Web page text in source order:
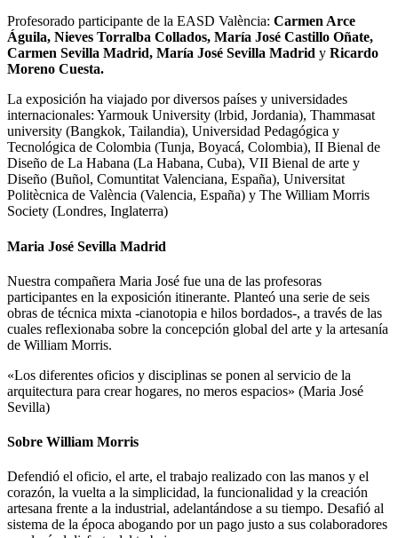
Profesorado participante de la EASD València: Carmen Arce
Águila, Nieves Torralba Collados, María José Castillo Oñate,
Carmen Sevilla Madrid, María José Sevilla Madrid y Ricardo
Moreno Cuesta.
La exposición ha viajado por diversos países y universidades
internacionales: Yarmouk University (lrbid, Jordania), Thammasat
university (Bangkok, Tailandia), Universidad Pedagógica y
Tecnológica de Colombia (Tunja, Boyacá, Colombia), II Bienal de
Diseño de La Habana (La Habana, Cuba), VII Bienal de arte y
Diseño (Buñol, Comuntitat Valenciana, España), Universitat
Politècnica de València (Valencia, España) y The William Morris
Society (Londres, Inglaterra)
Maria José Sevilla Madrid
Nuestra compañera Maria José fue una de las profesoras
participantes en la exposición itinerante. Planteó una serie de seis
obras de técnica mixta -cianotopia e hilos bordados-, a través de las
cuales reflexionaba sobre la concepción global del arte y la artesanía
de William Morris.
«Los diferentes oficios y disciplinas se ponen al servicio de la
arquitectura para crear hogares, no meros espacios» (Maria José
Sevilla)
Sobre William Morris
Defendió el oficio, el arte, el trabajo realizado con las manos y el
corazón, la vuelta a la simplicidad, la funcionalidad y la creación
artesana frente a la industrial, adelantándose a su tiempo. Desafió al
sistema de la época abogando por un pago justo a sus colaboradores